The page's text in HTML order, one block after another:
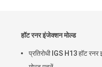
हॉट रनर इंजेक्शन मोल्ड
प्रतिरोधी IGS H13 हॉट